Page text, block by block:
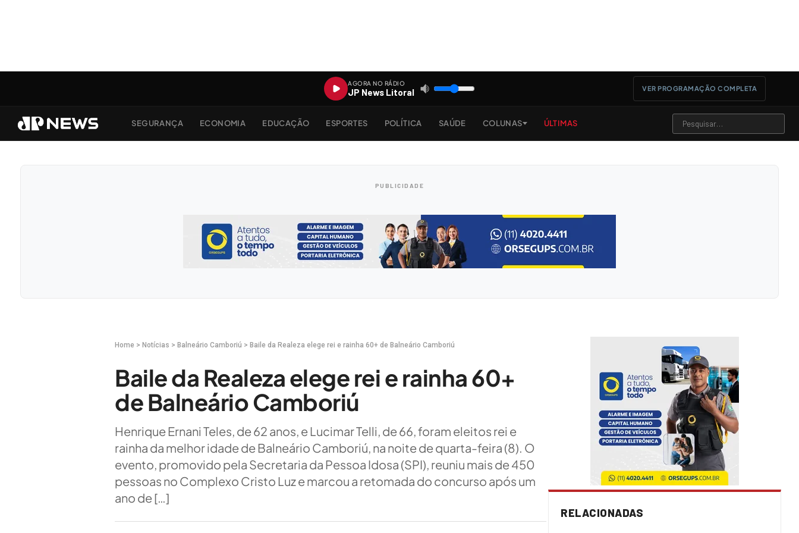
AGORA NO RÁDIO
JP News Litoral VER PROGRAMAÇÃO COMPLETA
SEGURANÇA ECONOMIA EDUCAÇÃO ESPORTES POLÍTICA SAÚDE COLUNAS ÚLTIMAS
RELACIONADAS
Home > Notícias > Balneário Camboriú > Baile da Realeza elege rei e rainha 60+ de Balneário Camboriú
Baile da Realeza elege rei e rainha 60+
de Balneário Camboriú
Henrique Ernani Teles, de 62 anos, e Lucimar Telli, de 66, foram eleitos rei e
rainha da melhor idade de Balneário Camboriú, na noite de quarta-feira (8). O
evento, promovido pela Secretaria da Pessoa Idosa (SPI), reuniu mais de 450
pessoas no Complexo Cristo Luz e marcou a retomada do concurso após um
ano de […]